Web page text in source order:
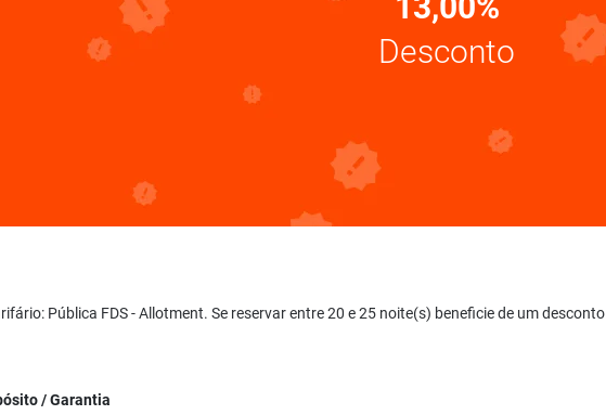
Desconto
Pública FDS - Allotment. Se reservar entre 20 e 25 noite(s) beneficie de um desconto
/ Garantia